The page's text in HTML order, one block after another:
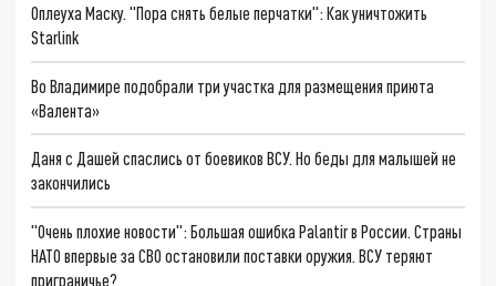
Оплеуха Маску. "Пора снять белые перчатки": Как уничтожить
Starlink
Во Владимире подобрали три участка для размещения приюта
«Валента»
Даня с Дашей спаслись от боевиков ВСУ. Но беды для малышей не
закончились
"Очень плохие новости": Большая ошибка Palantir в России. Страны
НАТО впервые за СВО остановили поставки оружия. ВСУ теряют
приграничье?